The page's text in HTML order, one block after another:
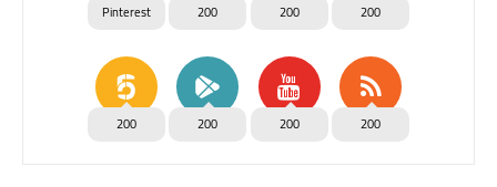
200
200
200
Pinterest
200
200
200
200